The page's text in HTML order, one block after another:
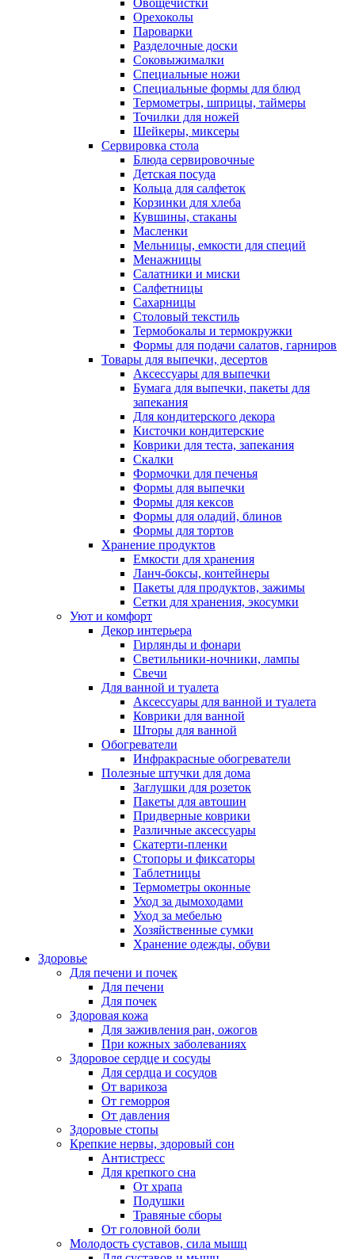
Овощечистки
Орехоколы
Пароварки
Разделочные доски
Соковыжималки
Специальные ножи
Специальные формы для блюд
Термометры, шприцы, таймеры
Точилки для ножей
Шейкеры, миксеры
Сервировка стола
Блюда сервировочные
Детская посуда
Кольца для салфеток
Корзинки для хлеба
Кувшины, стаканы
Масленки
Мельницы, емкости для специй
Менажницы
Салатники и миски
Салфетницы
Сахарницы
Столовый текстиль
Термобокалы и термокружки
Формы для подачи салатов, гарниров
Товары для выпечки, десертов
Аксессуары для выпечки
Бумага для выпечки, пакеты для
запекания
Для кондитерского декора
Кисточки кондитерские
Коврики для теста, запекания
Скалки
Формочки для печенья
Формы для выпечки
Формы для кексов
Формы для оладий, блинов
Формы для тортов
Хранение продуктов
Емкости для хранения
Ланч-боксы, контейнеры
Пакеты для продуктов, зажимы
Сетки для хранения, экосумки
Уют и комфорт
Декор интерьера
Гирлянды и фонари
Светильники-ночники, лампы
Свечи
Для ванной и туалета
Аксессуары для ванной и туалета
Коврики для ванной
Шторы для ванной
Обогреватели
Инфракрасные обогреватели
Полезные штучки для дома
Заглушки для розеток
Пакеты для автошин
Придверные коврики
Различные аксессуары
Скатерти-пленки
Стопоры и фиксаторы
Таблетницы
Термометры оконные
Уход за дымоходами
Уход за мебелью
Хозяйственные сумки
Хранение одежды, обуви
Здоровье
Для печени и почек
Для печени
Для почек
Здоровая кожа
Для заживления ран, ожогов
При кожных заболеваниях
Здоровое сердце и сосуды
Для сердца и сосудов
От варикоза
От геморроя
От давления
Здоровые стопы
Крепкие нервы, здоровый сон
Антистресс
Для крепкого сна
От храпа
Подушки
Травяные сборы
От головной боли
Молодость суставов, сила мышц